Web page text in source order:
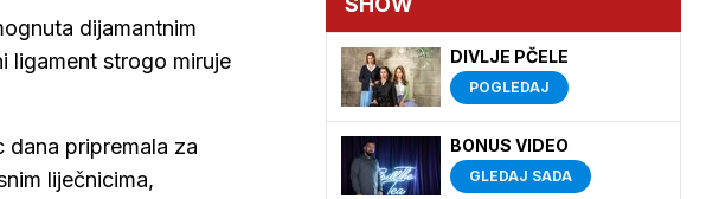
dijamantnim
ligament strogo miruje
dana pripremala za
liječnicima,
DIVLJE PČELE
POGLEDAJ
BONUS VIDEO
GLEDAJ SADA